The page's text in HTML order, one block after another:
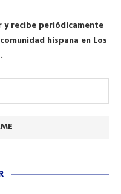
recibe periódicamente
hispana en Los